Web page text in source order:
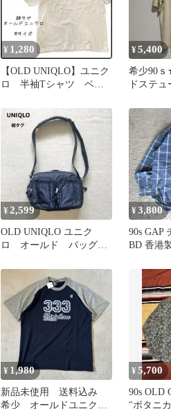
¥ 1,280
【OLD UNIQLO】ユニク
ロ 半袖Tシャツ ベー
送
¥5,400
希少90
ドステュ
US古着
¥2,599
OLD UNIQLO ユニク
ロ オールド バッグ
¥3,800
90s GAP
BD 香港
¥ 1,980
新品未使用 送料込み
希少 オールドユニク
¥5,700
90s OLD
"ボタニ